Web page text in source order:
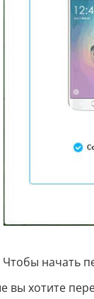
Чтобы начать
вы хотите